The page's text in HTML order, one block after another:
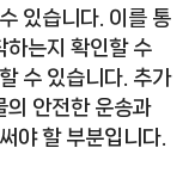
있습니다. 이를 통
하는지 확인할 수
수 있습니다. 추가
의 안전한 운송과
야 할 부분입니다.